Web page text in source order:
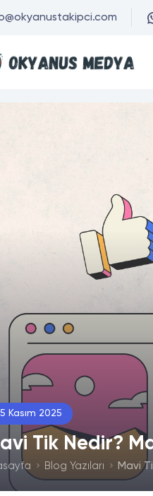
Kasım 2025
Tik Nedir?
Blog Yazıları Mavi